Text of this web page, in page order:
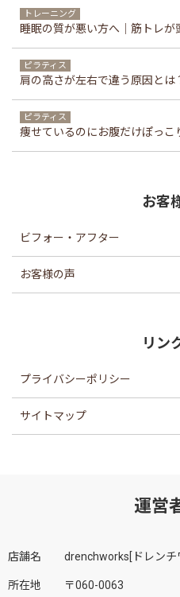
トレーニング
睡眠の質が悪い方へ｜筋トレが
ピラティス
肩の高さが左右で違う原因とは
ピラティス
痩せているのにお腹だけぽっ
お客
ビフォー・アフター
お客様の声
リン
プライバシーポリシー
サイトマップ
運営
店舗名 drenchworks[ドレンチ
所在地
〒060-0063